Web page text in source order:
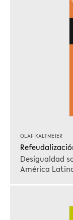
OLAF KALTMEIER
Desigualdad
América